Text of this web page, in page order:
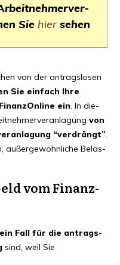
Sie hier sehen
von der antrags­lo­sen
Sie ein­fach Ihre
ein. In die­
von
“ver­drängt”.
außer­ge­wöhn­li­che Belas­
vom Finanz­
Fall für die antrags­
sind, weil Sie